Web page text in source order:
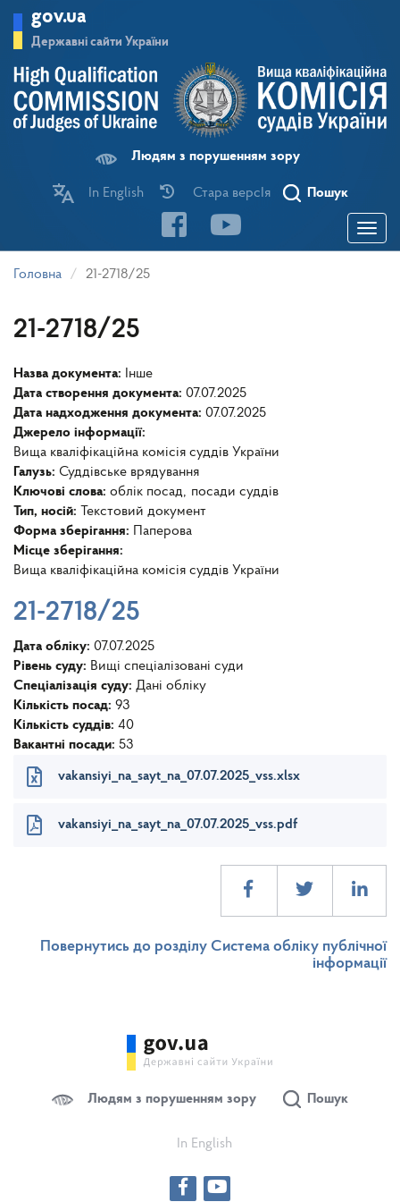
основного
матеріалу
gov.ua
Державні сайти України
Людям з порушенням зору
In English Стара версІя Пошук
Toggle
Головна 21-2718/25
21-2718/25
Назва документа:
Інше
Дата створення документа: 07.07.2025
Дата надходження документа: 07.07.2025
Джерело інформації:
Вища кваліфікаційна комісія суддів України
Галузь: Суддівське врядування
Ключові слова: облік посад
посади суддів
Тип, носій:
Текстовий документ
Форма зберігання:
Паперова
Місце зберігання:
Вища кваліфікаційна комісія суддів України
21-2718/25
Дата обліку: 07.07.2025
Рівень суду: Вищі спеціалізовані суди
Спеціалізація суду: Дані обліку
Кількість посад: 93
Кількість суддів: 40
Вакантні посади: 53
vakansiyi_na_sayt_na_07.07.2025_vss.xlsx
vakansiyi_na_sayt_na_07.07.2025_vss.pdf
Повернутись до розділу Система обліку публічної
інформації
Людям з порушенням зору Пошук
In English